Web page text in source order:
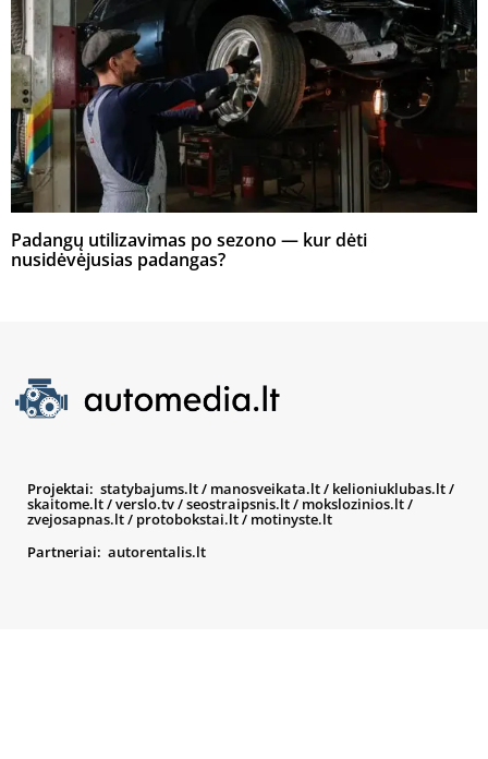
Padangų utilizavimas po sezono — kur dėti
nusidėvėjusias padangas?
Projektai: statybajums.lt/ manosveikata.lt/ kelioniuklubas.lt/
skaitome.lt/verslo.tv/seostraipsnis.lt/ mokslozinios.lt/
zvejosapnas.lt/ protobokstai.lt/ motinyste.lt
Partneriai: autorentalis.lt